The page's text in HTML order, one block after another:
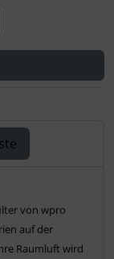
von wpro
auf der
Raumluft wird